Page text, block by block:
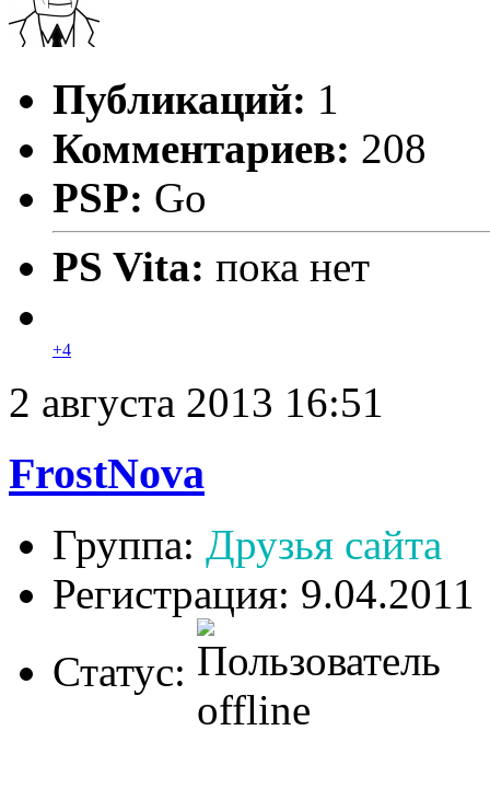
Публикаций: 1
Комментариев: 208
PSP: Go
PS Vita: пока нет
+4
2 августа 2013 16:51
FrostNova
Группа: Друзья сайта
Регистрация: 9.04.2011
Статус: